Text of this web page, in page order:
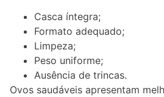
Casca íntegra;
Formato adequado;
Limpeza;
Peso uniforme;
Ausência de trincas.
Ovos saudáveis apresentam